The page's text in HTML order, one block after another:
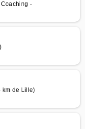
-
km de Lille)